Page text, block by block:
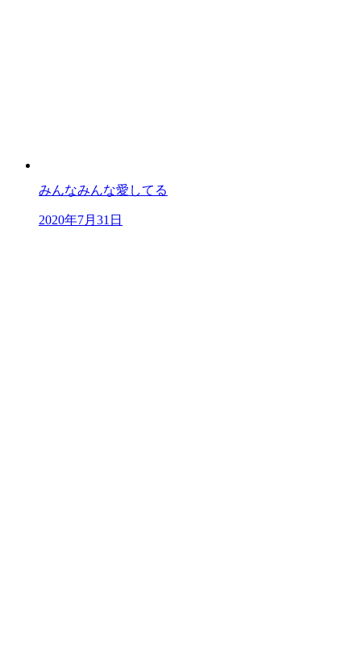
みんなみんな愛してる
2020年7月31日